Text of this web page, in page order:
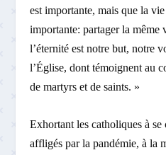
est importante, mais que la
importante: partager la même
l’éternité est notre but, notre
l’Église, dont témoignent au
de martyrs et de saints. »
Exhortant les catholiques à
affligés par la pandémie, à la